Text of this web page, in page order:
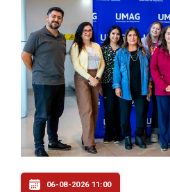
06-08-2026 11:00